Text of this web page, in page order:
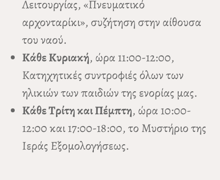
Λειτουργίας, «Πνευματικό
αρχονταρίκι», συζήτηση στην αίθουσα
του ναού.
Κάθε Κυριακή, ώρα 11:00-12:00,
Κατηχητικές συντροφιές όλων των
ηλικιών των παιδιών της ενορίας μας.
Κάθε Τρίτη και Πέμπτη, ώρα 10:00-
12:00 και 17:00-18:00, το Μυστήριο της
Ιεράς Εξομολογήσεως.